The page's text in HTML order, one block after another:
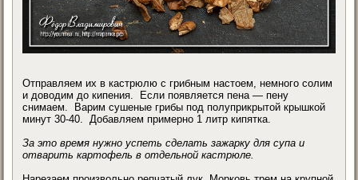
Отправляем их в кастрюлю с грибным настоем, немного солим
и доводим до кипения. Если появляется пена — пену
снимаем. Варим сушеные грибы под полуприкрытой крышкой
минут 30-40. Добавляем примерно 1 литр кипятка.
За это время нужно успеть сделать зажарку для супа и
отварить картофель в отдельной кастрюле.